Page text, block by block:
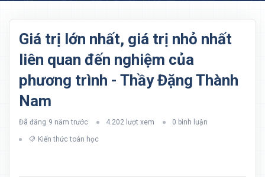
Giá trị lớn nhất, giá trị nhỏ nhất
liên quan đến nghiệm của
phương trình - Thầy Đặng Thành
Nam
Đã đăng 9 năm trước 4.202 lượt xem 0 bình luận
Kiến thức toán học